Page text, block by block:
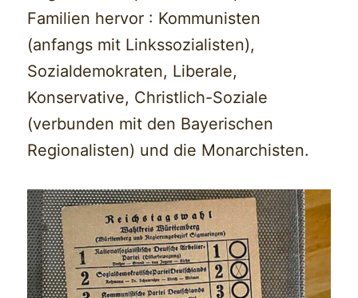
Familien hervor : Kommunisten
(anfangs mit Linkssozialisten),
Sozialdemokraten, Liberale,
Konservative, Christlich-Soziale
(verbunden mit den Bayerischen
Regionalisten) und die Monarchisten.